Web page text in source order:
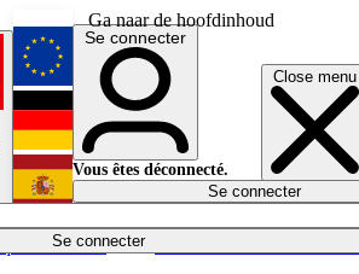
Ga naar de hoofdinhoud
Close menu
Se connecter
Économie
English
Deutsch
Español
Se connecter
Vous êtes déconnecté.
Se connecter